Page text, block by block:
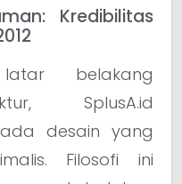
Kredibilitas
belakang
SplusA.id
desain yang
Filosofi ini